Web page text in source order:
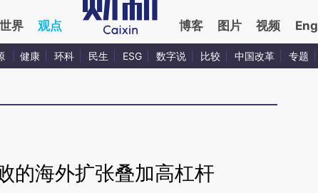
世界 观点 博客 图片 视频
健康 环科 民生 ESG 数字说 比较 中国改革 专题
的海外扩张叠加高杠杆